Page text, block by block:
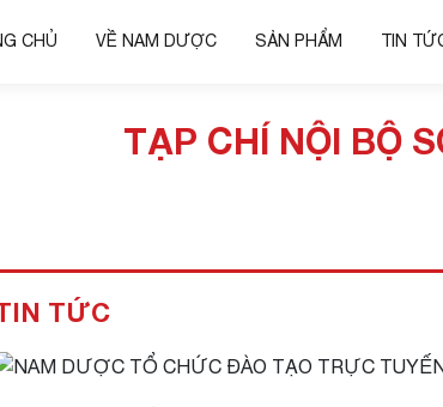
CHỦ VỀ NAM DƯỢC SẢN PHẨM TIN
TẠP CHÍ NỘI BỘ
TỨC